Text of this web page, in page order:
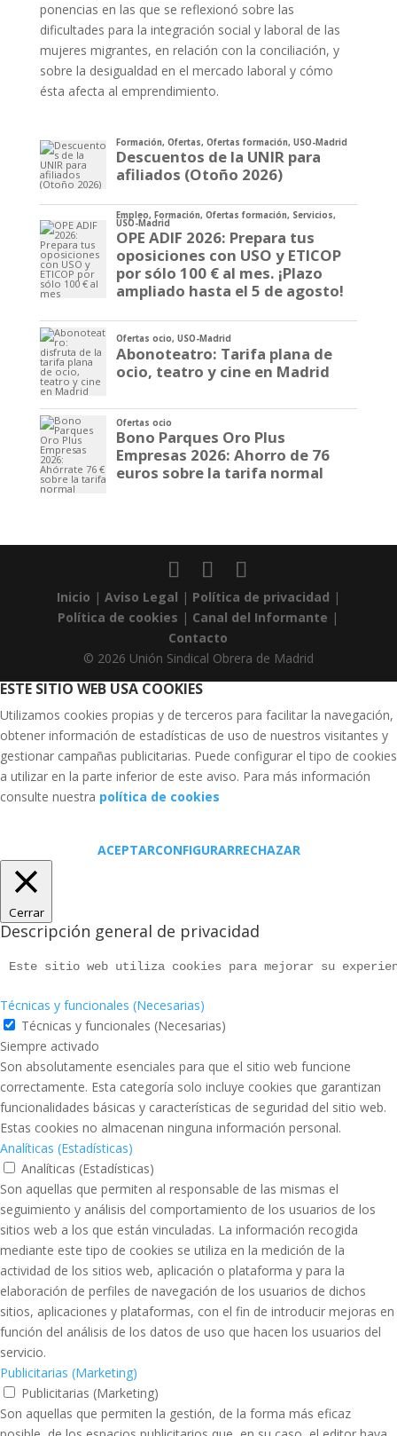
ponencias en las que se reflexionó sobre las
dificultades para la integración social y laboral de las
mujeres migrantes, en relación con la conciliación, y
sobre la desigualdad en el mercado laboral y cómo
ésta afecta al emprendimiento.
Formación, Ofertas, Ofertas formación, USO-Madrid
Descuentos de la UNIR para
afiliados (Otoño 2026)
Empleo, Formación, Ofertas formación, Servicios,
USO-Madrid
OPE ADIF 2026: Prepara tus
oposiciones con USO y ETICOP
por sólo 100 € al mes. ¡Plazo
ampliado hasta el 5 de agosto!
Ofertas ocio, USO-Madrid
Abonoteatro: Tarifa plana de
ocio, teatro y cine en Madrid
Ofertas ocio
Bono Parques Oro Plus
Empresas 2026: Ahorro de 76
euros sobre la tarifa normal
Inicio | Aviso Legal | Política de privacidad |
Política de cookies | Canal del Informante |
Contacto
© 2026 Unión Sindical Obrera de Madrid
ESTE SITIO WEB USA COOKIES
Utilizamos cookies propias y de terceros para facilitar la navegación,
obtener información de estadísticas de uso de nuestros visitantes y
gestionar campañas publicitarias. Puede configurar el tipo de cookies
a utilizar en la parte inferior de este aviso. Para más información
consulte nuestra política de cookies
ACEPTARCONFIGURARRECHAZAR
Cerrar
Descripción general de privacidad
Este sitio web utiliza cookies para mejorar su
Técnicas y funcionales (Necesarias)
Técnicas y funcionales (Necesarias)
Siempre activado
Son absolutamente esenciales para que el sitio web funcione
correctamente. Esta categoría solo incluye cookies que garantizan
funcionalidades básicas y características de seguridad del sitio web.
Estas cookies no almacenan ninguna información personal.
Analíticas (Estadísticas)
Analíticas (Estadísticas)
Son aquellas que permiten al responsable de las mismas el
seguimiento y análisis del comportamiento de los usuarios de los
sitios web a los que están vinculadas. La información recogida
mediante este tipo de cookies se utiliza en la medición de la
actividad de los sitios web, aplicación o plataforma y para la
elaboración de perfiles de navegación de los usuarios de dichos
sitios, aplicaciones y plataformas, con el fin de introducir mejoras en
función del análisis de los datos de uso que hacen los usuarios del
servicio.
Publicitarias (Marketing)
Publicitarias (Marketing)
Son aquellas que permiten la gestión, de la forma más eficaz